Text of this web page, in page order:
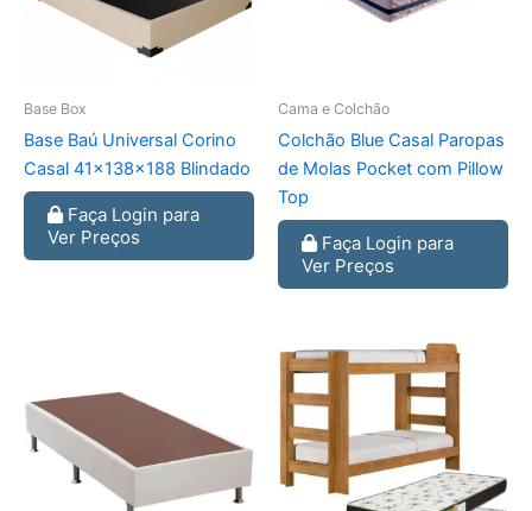
Base Box
Base Baú Universal Corino
Casal 41x138x188 Blindado
Faça Login para
Ver Preços
Cama e Colchão
Colchão Blue Casal Paropas
de Molas Pocket com Pillow
Top
Faça Login para
Ver Preços